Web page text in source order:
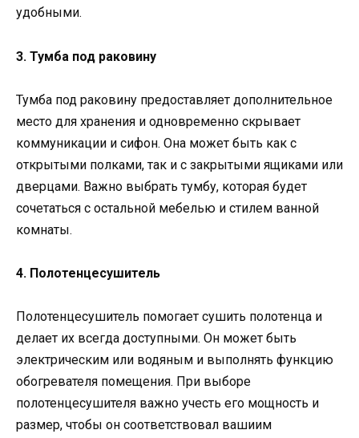
удобными.
3. Тумба под раковину
Тумба под раковину предоставляет дополнительное
место для хранения и одновременно скрывает
коммуникации и сифон. Она может быть как с
открытыми полками, так и с закрытыми ящиками или
дверцами. Важно выбрать тумбу, которая будет
сочетаться с остальной мебелью и стилем ванной
комнаты.
4. Полотенцесушитель
Полотенцесушитель помогает сушить полотенца и
делает их всегда доступными. Он может быть
электрическим или водяным и выполнять функцию
обогревателя помещения. При выборе
полотенцесушителя важно учесть его мощность и
размер, чтобы он соответствовал вашиим